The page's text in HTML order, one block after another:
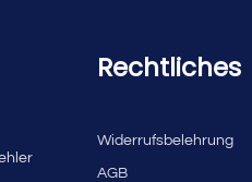
Rechtliches
Widerrufsbelehrung
AGB